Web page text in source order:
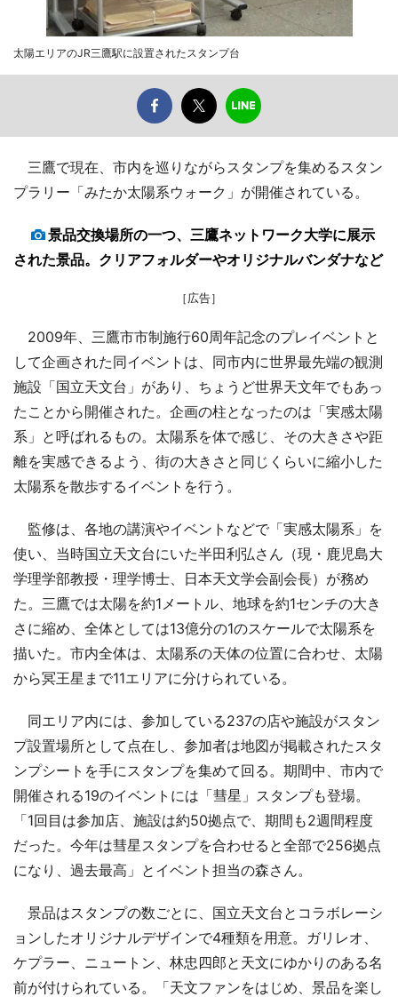
太陽エリアのJR三鷹駅に設置されたスタンプ台
三鷹で現在、市内を巡りながらスタンプを集めるスタン
プラリー「みたか太陽系ウォーク」が開催されている。
景品交換場所の一つ、三鷹ネットワーク大学に展示
された景品。クリアフォルダーやオリジナルバンダナなど
［広告］
2009年、三鷹市市制施行60周年記念のプレイベントと
して企画された同イベントは、同市内に世界最先端の観測
施設「国立天文台」があり、ちょうど世界天文年でもあっ
たことから開催された。企画の柱となったのは「実感太陽
系」と呼ばれるもの。太陽系を体で感じ、その大きさや距
離を実感できるよう、街の大きさと同じくらいに縮小した
太陽系を散歩するイベントを行う。
監修は、各地の講演やイベントなどで「実感太陽系」を
使い、当時国立天文台にいた半田利弘さん（現・鹿児島大
学理学部教授・理学博士、日本天文学会副会長）が務め
た。三鷹では太陽を約1メートル、地球を約1センチの大き
さに縮め、全体としては13億分の1のスケールで太陽系を
描いた。市内全体は、太陽系の天体の位置に合わせ、太陽
から冥王星まで11エリアに分けられている。
同エリア内には、参加している237の店や施設がスタン
プ設置場所として点在し、参加者は地図が掲載されたスタ
ンプシートを手にスタンプを集めて回る。期間中、市内で
開催される19のイベントには「彗星」スタンプも登場。
「1回目は参加店、施設は約50拠点で、期間も2週間程度
だった。今年は彗星スタンプを合わせると全部で256拠点
になり、過去最高」とイベント担当の森さん。
景品はスタンプの数ごとに、国立天文台とコラボレーシ
ョンしたオリジナルデザインで4種類を用意。ガリレオ、
ケプラー、ニュートン、林忠四郎と天文にゆかりのある名
前が付けられている。「天文ファンをはじめ、景品を楽し